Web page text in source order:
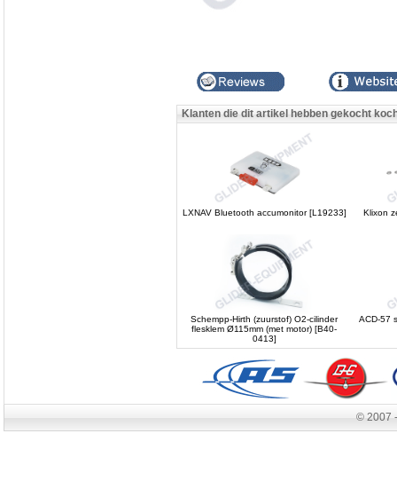
Klanten die dit artikel hebben gekocht
LXNAV Bluetooth accumonitor [L19233] Klixon
Schempp-Hirth (zuurstof) O2-cilinder
flesklem Ø115mm (met motor) [B40-
0413]
ACD-57
© 2007